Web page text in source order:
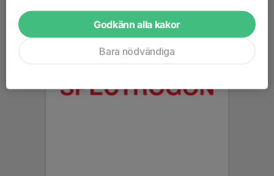
Godkänn alla kakor
Bara nödvändiga